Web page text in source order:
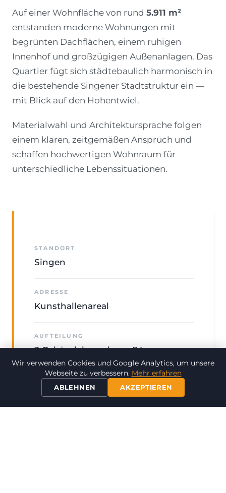
Auf einer Wohnfläche von rund 5.911 m²
entstanden moderne Wohnungen mit
begrünten Dachflächen, einem ruhigen
Innenhof und großzügigen Außenanlagen. Das
Quartier fügt sich städtebaulich harmonisch in
die bestehende Singener Stadtstruktur ein —
mit Blick auf den Hohentwiel.
Materialwahl und Architektursprache folgen
einem klaren, zeitgemäßen Anspruch und
schaffen hochwertigen Wohnraum für
unterschiedliche Lebenssituationen.
STANDORT
Singen
ADRESSE
Kunsthallenareal
AUFTEILUNG
3 Gebäudekomplexe · 84
Wohneinheiten
5.911 m²
Wir verwenden Cookies und Google Analytics, um unsere
Webseite zu verbessern. Mehr erfahren
ABLEHNEN AKZEPTIEREN